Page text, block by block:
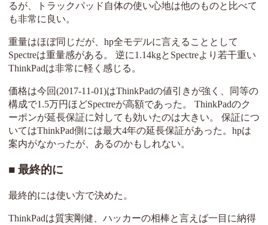
るが、トラックパッド自体の使い心地は他のものと比べて
も非常に良い。
重量はほぼ同じだが、hp全モデルに言えることとして
Spectreは重量感がある。 逆に1.14kgとSpectreより若干重い
ThinkPadは非常に軽く感じる。
価格は今回(2017-11-01)はThinkPadの値引きが強く、同等の
構成で1.5万円ほどSpectreが高額であった。 ThinkPadのク
ーポンが延長保証に対しても効いたのは大きい。 保証につ
いてはThinkPad側には最大4年の延長保証があった。hpは
案内がなかったが、あるのかもしれない。
最終的に
最終的には使い方で決めた。
ThinkPadは質実剛健、ハッカーの相棒と言えば一目に納得